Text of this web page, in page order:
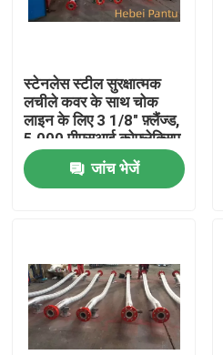
उत्पाद
हमारे बारे में
स्टेनलेस स्टील सुरक्षात्मक
लचीले कवर के साथ चोक
लाइन के लिए 3 1/8" फ़्लैंज्ड,
5,000 पीएसआई कोफ्लेक्सिप
नली
जांच भेजें